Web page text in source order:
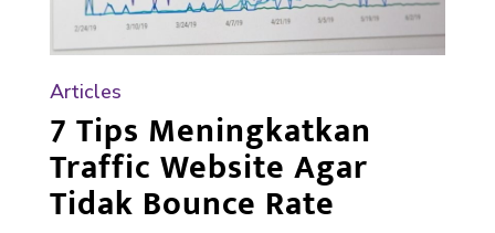
Articles
7 Tips Meningkatkan
Traffic Website Agar
Tidak Bounce Rate